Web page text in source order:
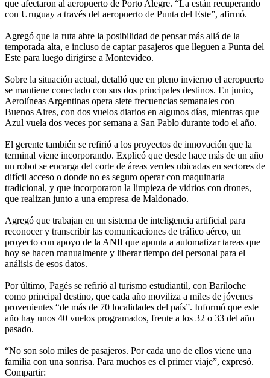
que afectaron al aeropuerto de Porto Alegre. “La están recuperando
con Uruguay a través del aeropuerto de Punta del Este”, afirmó.
Agregó que la ruta abre la posibilidad de pensar más allá de la
temporada alta, e incluso de captar pasajeros que lleguen a Punta del
Este para luego dirigirse a Montevideo.
Sobre la situación actual, detalló que en pleno invierno el aeropuerto
se mantiene conectado con sus dos principales destinos. En junio,
Aerolíneas Argentinas opera siete frecuencias semanales con
Buenos Aires, con dos vuelos diarios en algunos días, mientras que
Azul vuela dos veces por semana a San Pablo durante todo el año.
El gerente también se refirió a los proyectos de innovación que la
terminal viene incorporando. Explicó que desde hace más de un año
un robot se encarga del corte de áreas verdes ubicadas en sectores de
difícil acceso o donde no es seguro operar con maquinaria
tradicional, y que incorporaron la limpieza de vidrios con drones,
que realizan junto a una empresa de Maldonado.
Agregó que trabajan en un sistema de inteligencia artificial para
reconocer y transcribir las comunicaciones de tráfico aéreo, un
proyecto con apoyo de la ANII que apunta a automatizar tareas que
hoy se hacen manualmente y liberar tiempo del personal para el
análisis de esos datos.
Por último, Pagés se refirió al turismo estudiantil, con Bariloche
como principal destino, que cada año moviliza a miles de jóvenes
provenientes “de más de 70 localidades del país”. Informó que este
año hay unos 40 vuelos programados, frente a los 32 o 33 del año
pasado.
“No son solo miles de pasajeros. Por cada uno de ellos viene una
familia con una sonrisa. Para muchos es el primer viaje”, expresó.
Compartir: